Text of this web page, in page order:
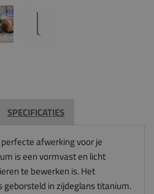
SPECIFICATIES
afwerking voor je
is een vormvast en licht
te bewerken is. Het
geborsteld in zijdeglans titanium.